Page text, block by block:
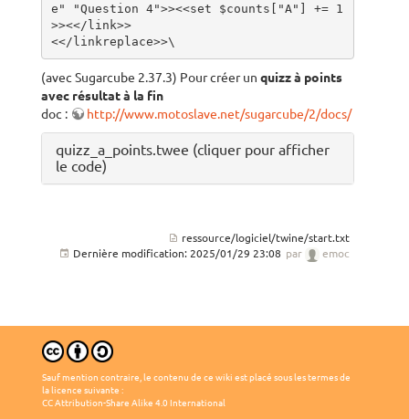
e" "Question 4">><<set $counts["A"] += 1
>><</link>>
<</linkreplace>>\
(avec Sugarcube 2.37.3) Pour créer un quizz à points
avec résultat à la fin
doc :
http://www.motoslave.net/sugarcube/2/docs/
quizz_a_points.twee (cliquer pour afficher
le code)
ressource/logiciel/twine/start.txt
Dernière modification: 2025/01/29 23:08 par emoc
Sauf mention contraire, le contenu de ce wiki est placé sous les termes de
la licence suivante :
CC Attribution-Share Alike 4.0 International